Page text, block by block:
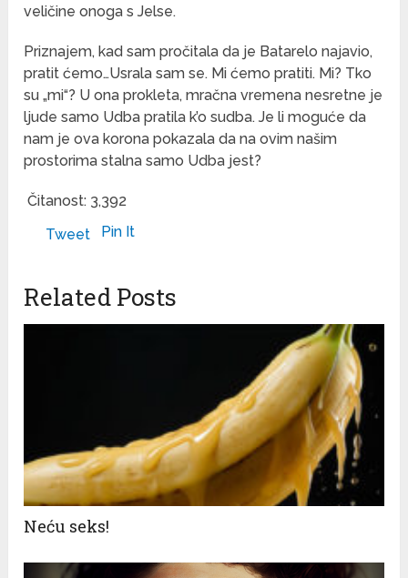
veličine onoga s Jelse.
Priznajem, kad sam pročitala da je Batarelo najavio,
pratit ćemo…Usrala sam se. Mi ćemo pratiti. Mi? Tko
su „mi“? U ona prokleta, mračna vremena nesretne je
ljude samo Udba pratila k’o sudba. Je li moguće da
nam je ova korona pokazala da na ovim našim
prostorima stalna samo Udba jest?
Čitanost: 3,392
Tweet
Pin It
Related Posts
Neću seks!